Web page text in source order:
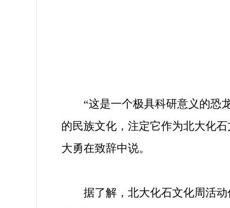
“这是一个极具科研意义的恐龙
的民族文化，注定它作为北大化
大勇在致辞中说。
据了解，北大化石文化周活动